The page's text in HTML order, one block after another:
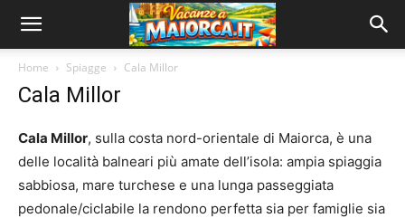
Home Spiagge Cala Millor
Cala Millor
Cala Millor, sulla costa nord-orientale di Maiorca, è una
delle località balneari più amate dell’isola: ampia spiaggia
sabbiosa, mare turchese e una lunga passeggiata
pedonale/ciclabile la rendono perfetta sia per famiglie sia